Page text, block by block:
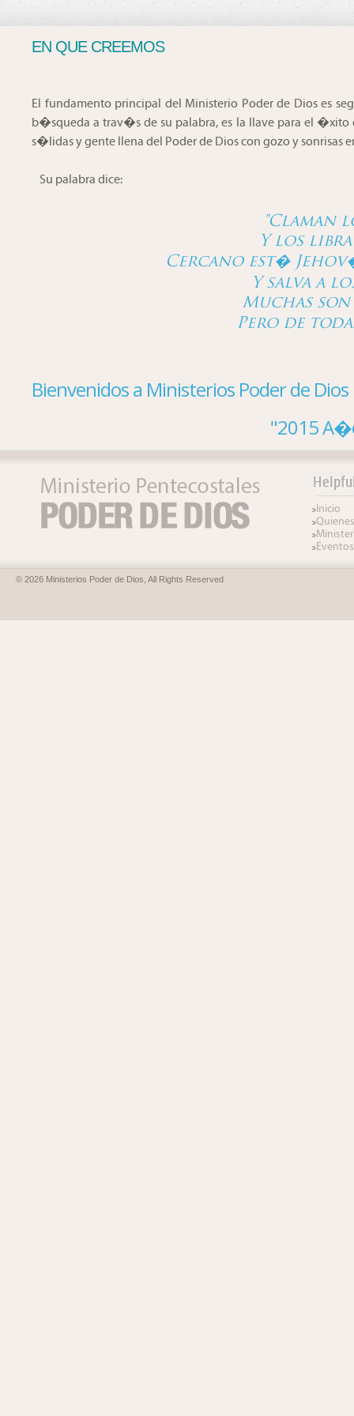
EN QUE CREEMOS
El fundamento principal del Ministerio Poder de Dios es
b�squeda a trav�s de su palabra, es la llave para el �xito
s�lidas y gente llena del Poder de Dios con gozo y sonrisas
Su palabra dice:
"Claman
Y los libra
Cercano est�
Y salva a
Muchas
Pero de
Bienvenidos a Ministerios Poder de Dios
"2015
Inicio
Eventos
© 2026 Ministerios Poder de Dios, All Rights Reserved